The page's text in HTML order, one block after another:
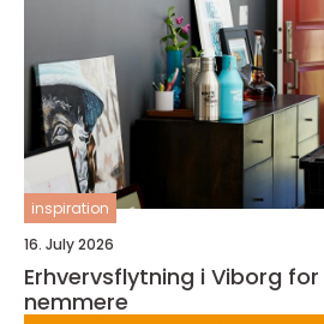
inspiration
16. July 2026
Erhvervsflytning i Viborg
nemmere